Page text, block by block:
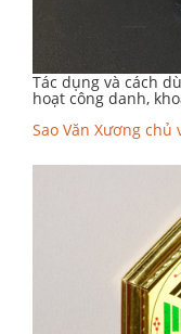
Tác dụng và cách
hoạt công danh,
Sao Văn Xương chủ